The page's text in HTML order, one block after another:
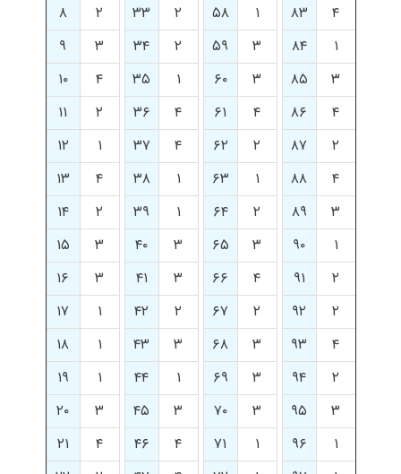
۴
۸۳ ۱ ۵۸ ۲ ۳۳ ۲
۸
۱
۸۴ ۳ ۵۹ ۲ ۳۴ ۳
۹
۳
۸۵ ۳ ۶۰ ۱ ۳۵ ۴
۱۰
۴
۸۶ ۴ ۶۱ ۴ ۳۶ ۲
۱۱
۲
۸۷ ۲ ۶۲ ۴ ۳۷ ۱
۱۲
۴
۸۸ ۱ ۶۳ ۱ ۳۸ ۴
۱۳
۳
۸۹ ۲ ۶۴ ۱ ۳۹ ۲
۱۴
۱
۹۰ ۳ ۶۵ ۳ ۴۰ ۳
۱۵
۲
۹۱ ۴ ۶۶ ۳ ۴۱ ۳
۱۶
۲
۹۲ ۲ ۶۷ ۲ ۴۲ ۱
۱۷
۴
۹۳ ۳ ۶۸ ۳ ۴۳ ۱
۱۸
۲
۹۴ ۳ ۶۹ ۱ ۴۴ ۱
۱۹
۳
۹۵ ۳ ۷۰ ۳ ۴۵ ۳
۲۰
۱
۹۶ ۱ ۷۱ ۴ ۴۶ ۴
۲۱